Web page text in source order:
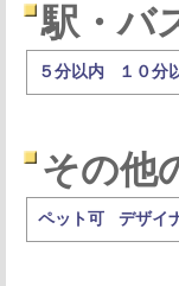
駅・バ
５分以内 １０分
その他
ペット可 デザイ